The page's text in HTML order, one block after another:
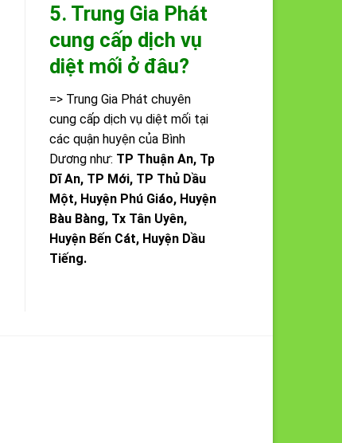
5. Trung Gia Phát
cung cấp dịch vụ
diệt mối ở đâu?
=> Trung Gia Phát chuyên
cung cấp dịch vụ diệt mối tại
các quận huyện của Bình
Dương như: TP Thuận An, Tp
Dĩ An, TP Mới, TP Thủ Dầu
Một, Huyện Phú Giáo, Huyện
Bàu Bàng, Tx Tân Uyên,
Huyện Bến Cát, Huyện Dầu
Tiếng.